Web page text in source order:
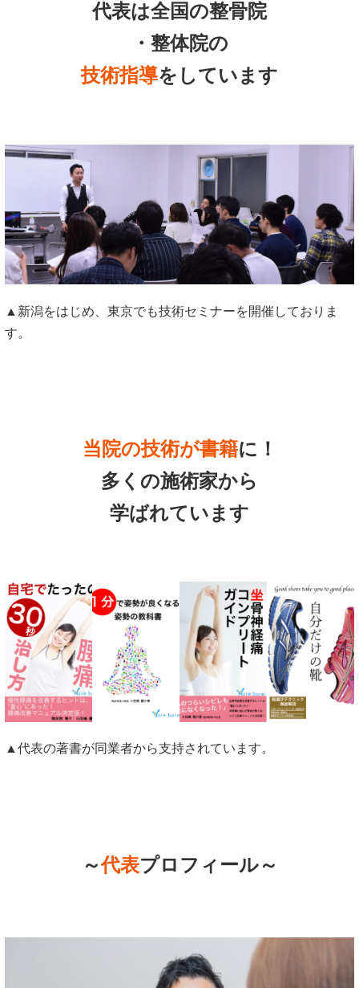
代表は全国の整骨院
・整体院の
技術指導をしています
▲新潟をはじめ、東京でも技術セミナーを開催しておりま
す。
当院の技術が書籍に！
多くの施術家から
学ばれています
▲代表の著書が同業者から支持されています。
～代表プロフィール～